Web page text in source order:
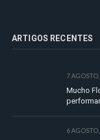
ARTIGOS RECENTES
7
Mucho
6